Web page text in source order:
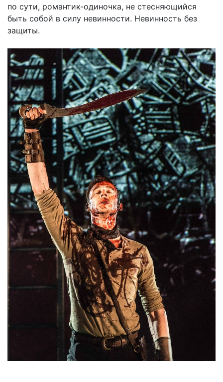
по сути, романтик-одиночка, не стесняющийся
быть собой в силу невинности. Невинность без
защиты.